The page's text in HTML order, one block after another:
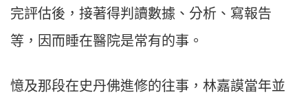
完評估後，接著得判讀數據、分析、寫報告
等，因而睡在醫院是常有的事。
憶及那段在史丹佛進修的往事，林嘉謨當年並